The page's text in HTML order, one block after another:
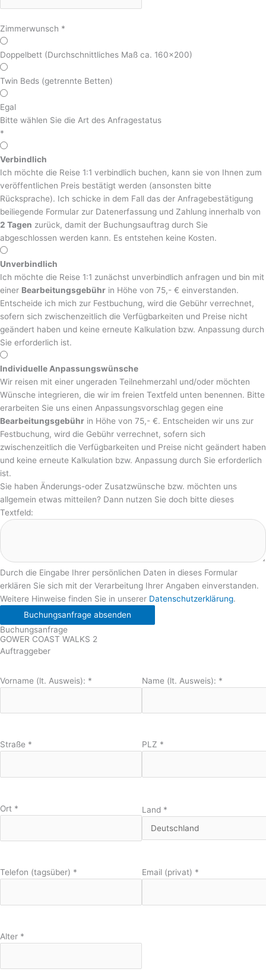
Zimmerwunsch *
Doppelbett (Durchschnittliches Maß ca. 160x200)
Twin Beds (getrennte Betten)
Egal
Bitte wählen Sie die Art des Anfragestatus
*
Verbindlich
Ich möchte die Reise 1:1 verbindlich buchen, kann sie von Ihnen zum
veröffentlichen Preis bestätigt werden (ansonsten bitte
Rücksprache). Ich schicke in dem Fall das der Anfragebestätigung
beiliegende Formular zur Datenerfassung und Zahlung innerhalb von
2 Tagen zurück, damit der Buchungsauftrag durch Sie
abgeschlossen werden kann. Es entstehen keine Kosten.
Unverbindlich
Ich möchte die Reise 1:1 zunächst unverbindlich anfragen und bin mit
einer Bearbeitungsgebühr in Höhe von 75,- € einverstanden.
Entscheide ich mich zur Festbuchung, wird die Gebühr verrechnet,
sofern sich zwischenzeitlich die Verfügbarkeiten und Preise nicht
geändert haben und keine erneute Kalkulation bzw. Anpassung durch
Sie erforderlich ist.
Individuelle Anpassungswünsche
Wir reisen mit einer ungeraden Teilnehmerzahl und/oder möchten
Wünsche integrieren, die wir im freien Textfeld unten benennen. Bitte
erarbeiten Sie uns einen Anpassungsvorschlag gegen eine
Bearbeitungsgebühr in Höhe von 75,- €. Entscheiden wir uns zur
Festbuchung, wird die Gebühr verrechnet, sofern sich
zwischenzeitlich die Verfügbarkeiten und Preise nicht geändert haben
und keine erneute Kalkulation bzw. Anpassung durch Sie erforderlich
ist.
Sie haben Änderungs-oder Zusatzwünsche bzw. möchten uns
allgemein etwas mitteilen? Dann nutzen Sie doch bitte dieses
Textfeld:
Durch die Eingabe Ihrer persönlichen Daten in dieses Formular
erklären Sie sich mit der Verarbeitung Ihrer Angaben einverstanden.
Weitere Hinweise finden Sie in unserer Datenschutzerklärung.
Buchungsanfrage absenden
Buchungsanfrage
GOWER COAST WALKS 2
Auftraggeber
Vorname (lt. Ausweis): * Name (lt. Ausweis): *
Straße * PLZ *
Ort * Land *
Telefon (tagsüber) * Email (privat) *
Alter *